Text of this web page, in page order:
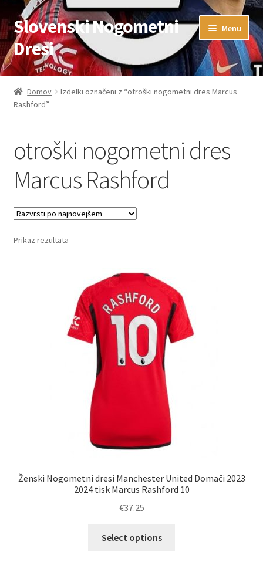
Skip
to
navigation
Skip
to
content
Slovenski Nogometni
Dresi
Menu
Domov
Blog
Zaključek nakupa
Domov
Izdelki označeni z “otroški nogometni dres Marcus
Rashford”
otroški nogometni dres
Marcus Rashford
Prikaz rezultata
Ženski Nogometni dresi Manchester United Domači 2023
2024 tisk Marcus Rashford 10
€37.25
Select options